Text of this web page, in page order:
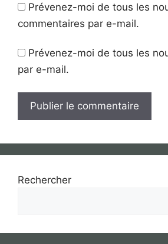
Prévenez-moi de tous les
commentaires par e-mail.
Prévenez-moi de tous les
par e-mail.
Rechercher